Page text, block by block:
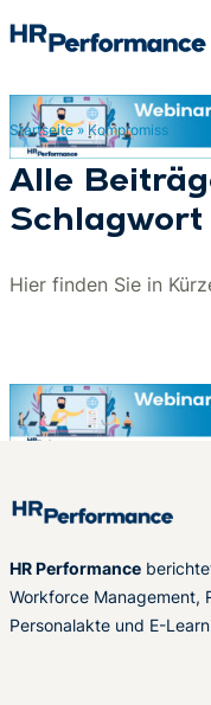
Startseite» Kompromiss
Alle
Schlagwort
Hier finden Sie in
HR Performance
Workforce Management,
Personalakte und E-